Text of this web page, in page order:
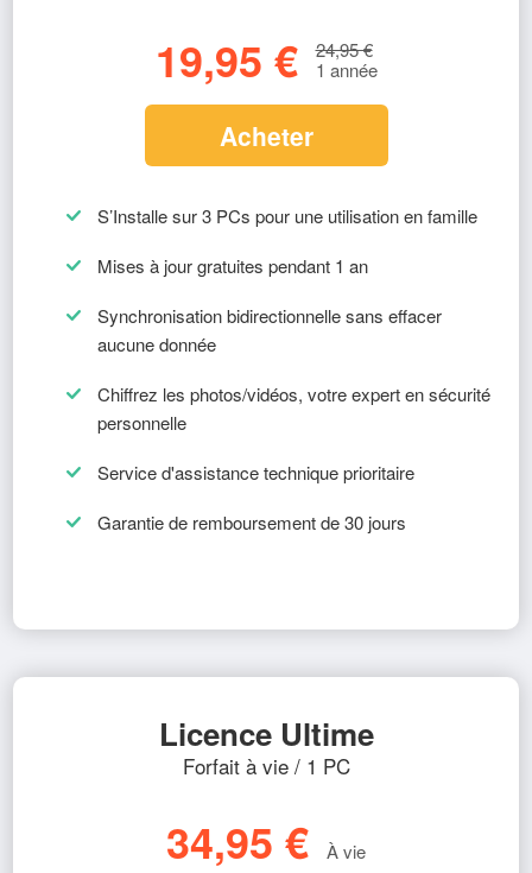
19,95 €
24,95 €
1 année
Acheter
S’Installe sur 3 PCs pour une utilisation en famille
Mises à jour gratuites pendant 1 an
Synchronisation bidirectionnelle sans effacer
aucune donnée
Chiffrez les photos/vidéos, votre expert en sécurité
personnelle
Service d'assistance technique prioritaire
Garantie de remboursement de 30 jours
Licence Ultime
Forfait à vie / 1 PC
34,95 € À vie